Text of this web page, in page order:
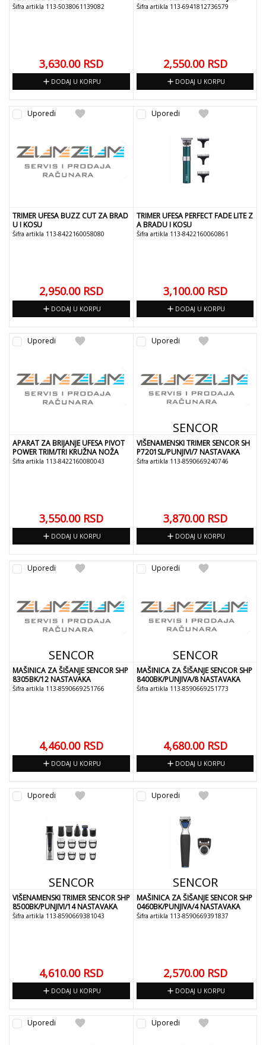
Šifra artikla 113-5038061139082
3,630.00 RSD
add DODAJ U KORPU
Šifra artikla 113-6941812736579
2,550.00 RSD
add DODAJ U KORPU
favorite
Uporedi
TRIMER UFESA BUZZ CUT ZA BRAD
U I KOSU
Šifra artikla 113-8422160058080
2,950.00 RSD
add DODAJ U KORPU
favorite
Uporedi
TRIMER UFESA PERFECT FADE LITE Z
A BRADU I KOSU
Šifra artikla 113-8422160060861
3,100.00 RSD
add DODAJ U KORPU
favorite
Uporedi
APARAT ZA BRIJANJE UFESA PIVOT
POWER TRIM/TRI KRUŽNA NOŽA
Šifra artikla 113-8422160080043
3,550.00 RSD
add DODAJ U KORPU
favorite
Uporedi
SENCOR
VIŠENAMENSKI TRIMER SENCOR SH
P7201SL/PUNJIVI/7 NASTAVAKA
Šifra artikla 113-8590669240746
3,870.00 RSD
add DODAJ U KORPU
favorite
Uporedi
SENCOR
MAŠINICA ZA ŠIŠANJE SENCOR SHP
8305BK/12 NASTAVAKA
Šifra artikla 113-8590669251766
4,460.00 RSD
add DODAJ U KORPU
favorite
Uporedi
SENCOR
MAŠINICA ZA ŠIŠANJE SENCOR SHP
8400BK/PUNJIVA/8 NASTAVAKA
Šifra artikla 113-8590669251773
4,680.00 RSD
add DODAJ U KORPU
favorite
Uporedi
SENCOR
VIŠENAMENSKI TRIMER SENCOR SHP
8500BK/PUNJIVI/14 NASTAVAKA
Šifra artikla 113-8590669381043
4,610.00 RSD
add DODAJ U KORPU
favorite
Uporedi
SENCOR
MAŠINICA ZA ŠIŠANJE SENCOR SHP
0460BK/PUNJIVA/4 NASTAVAKA
Šifra artikla 113-8590669391837
2,570.00 RSD
add DODAJ U KORPU
favorite
Uporedi favorite
Uporedi